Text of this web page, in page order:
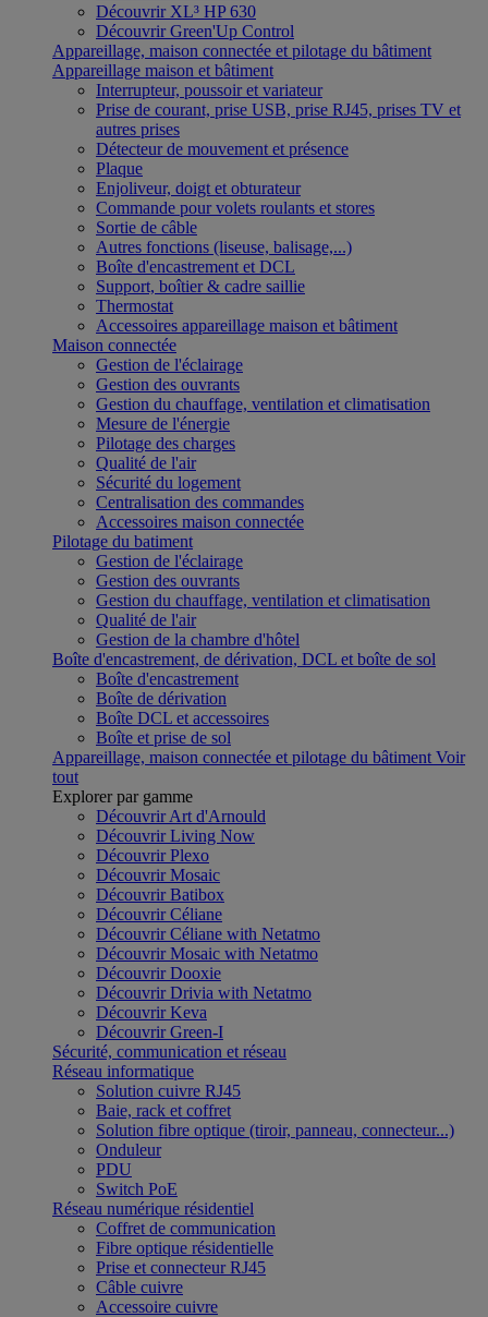
Découvrir XL³ HP 630
Découvrir Green'Up Control
Appareillage, maison connectée et pilotage du bâtiment
Appareillage maison et bâtiment
Interrupteur, poussoir et variateur
Prise de courant, prise USB, prise RJ45, prises TV et
autres prises
Détecteur de mouvement et présence
Plaque
Enjoliveur, doigt et obturateur
Commande pour volets roulants et stores
Sortie de câble
Autres fonctions (liseuse, balisage,...)
Boîte d'encastrement et DCL
Support, boîtier & cadre saillie
Thermostat
Accessoires appareillage maison et bâtiment
Maison connectée
Gestion de l'éclairage
Gestion des ouvrants
Gestion du chauffage, ventilation et climatisation
Mesure de l'énergie
Pilotage des charges
Qualité de l'air
Sécurité du logement
Centralisation des commandes
Accessoires maison connectée
Pilotage du batiment
Gestion de l'éclairage
Gestion des ouvrants
Gestion du chauffage, ventilation et climatisation
Qualité de l'air
Gestion de la chambre d'hôtel
Boîte d'encastrement, de dérivation, DCL et boîte de sol
Boîte d'encastrement
Boîte de dérivation
Boîte DCL et accessoires
Boîte et prise de sol
Appareillage, maison connectée et pilotage du bâtiment Voir
tout
Explorer par gamme
Découvrir Art d'Arnould
Découvrir Living Now
Découvrir Plexo
Découvrir Mosaic
Découvrir Batibox
Découvrir Céliane
Découvrir Céliane with Netatmo
Découvrir Mosaic with Netatmo
Découvrir Dooxie
Découvrir Drivia with Netatmo
Découvrir Keva
Découvrir Green-I
Sécurité, communication et réseau
Réseau informatique
Solution cuivre RJ45
Baie, rack et coffret
Solution fibre optique (tiroir, panneau, connecteur...)
Onduleur
PDU
Switch PoE
Réseau numérique résidentiel
Coffret de communication
Fibre optique résidentielle
Prise et connecteur RJ45
Câble cuivre
Accessoire cuivre